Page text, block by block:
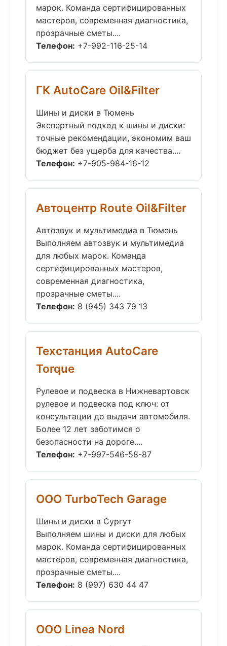
марок. Команда сертифицированных
мастеров, современная диагностика,
прозрачные сметы....
Телефон: +7-992-116-25-14
ГК AutoCare Oil&Filter
Шины и диски в Тюмень
Экспертный подход к шины и диски:
точные рекомендации, экономим ваш
бюджет без ущерба для качества....
Телефон: +7-905-984-16-12
Автоцентр Route Oil&Filter
Автозвук и мультимедиа в Тюмень
Выполняем автозвук и мультимедиа
для любых марок. Команда
сертифицированных мастеров,
современная диагностика,
прозрачные сметы....
Телефон: 8 (945) 343 79 13
Техстанция AutoCare
Torque
Рулевое и подвеска в Нижневартовск
рулевое и подвеска под ключ: от
консультации до выдачи автомобиля.
Более 12 лет заботимся о
безопасности на дороге....
Телефон: +7-997-546-58-87
ООО TurboTech Garage
Шины и диски в Сургут
Выполняем шины и диски для любых
марок. Команда сертифицированных
мастеров, современная диагностика,
прозрачные сметы....
Телефон: 8 (997) 630 44 47
ООО Linea Nord